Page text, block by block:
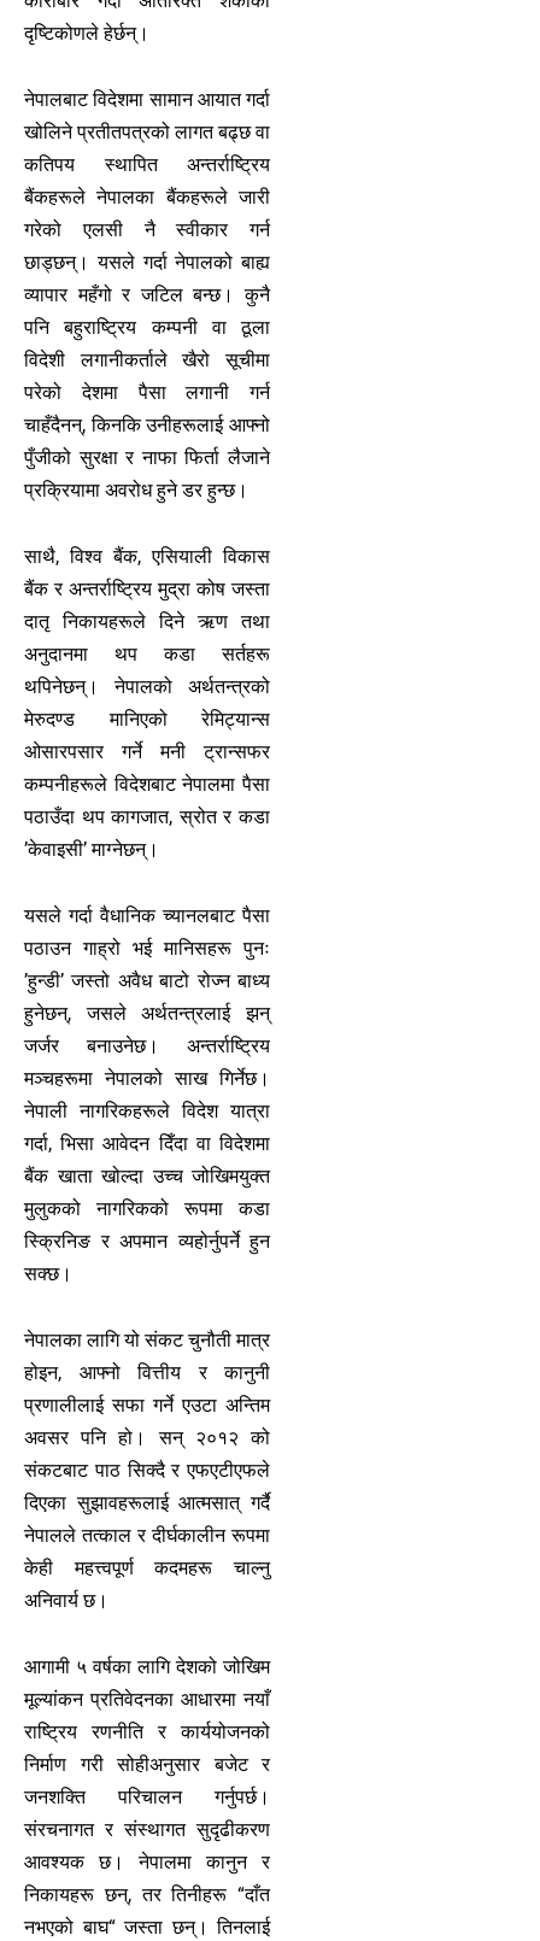
दृष्टिकोणले हेर्छन्।
नेपालबाट विदेशमा सामान आयात गर्दा
खोलिने प्रतीतपत्रको लागत बढ्छ वा
कतिपय स्थापित अन्तर्राष्ट्रिय
बैंकहरूले नेपालका बैंकहरूले जारी
गरेको एलसी नै स्वीकार गर्न
छाड्छन्। यसले गर्दा नेपालको बाह्य
व्यापार महँगो र जटिल बन्छ। कुनै
पनि बहुराष्ट्रिय कम्पनी वा ठूला
विदेशी लगानीकर्ताले खैरो सूचीमा
परेको देशमा पैसा लगानी गर्न
चाहँदैनन्, किनकि उनीहरूलाई आफ्नो
पुँजीको सुरक्षा र नाफा फिर्ता लैजाने
प्रक्रियामा अवरोध हुने डर हुन्छ।
साथै, विश्व बैंक, एसियाली विकास
बैंक र अन्तर्राष्ट्रिय मुद्रा कोष जस्ता
दातृ निकायहरूले दिने ऋण तथा
अनुदानमा थप कडा सर्तहरू
थपिनेछन्। नेपालको अर्थतन्त्रको
मेरुदण्ड मानिएको रेमिट्यान्स
ओसारपसार गर्ने मनी ट्रान्सफर
कम्पनीहरूले विदेशबाट नेपालमा पैसा
पठाउँदा थप कागजात, स्रोत र कडा
’केवाइसी’ माग्नेछन्।
यसले गर्दा वैधानिक च्यानलबाट पैसा
पठाउन गाह्रो भई मानिसहरू पुनः
’हुन्डी’ जस्तो अवैध बाटो रोज्न बाध्य
हुनेछन्, जसले अर्थतन्त्रलाई झन्
जर्जर बनाउनेछ। अन्तर्राष्ट्रिय
मञ्चहरूमा नेपालको साख गिर्नेछ।
नेपाली नागरिकहरूले विदेश यात्रा
गर्दा, भिसा आवेदन दिँदा वा विदेशमा
बैंक खाता खोल्दा उच्च जोखिमयुक्त
मुलुकको नागरिकको रूपमा कडा
स्क्रिनिङ र अपमान व्यहोर्नुपर्ने हुन
सक्छ।
नेपालका लागि यो संकट चुनौती मात्र
होइन, आफ्नो वित्तीय र कानुनी
प्रणालीलाई सफा गर्ने एउटा अन्तिम
अवसर पनि हो। सन् २०१२ को
संकटबाट पाठ सिक्दै र एफएटीएफले
दिएका सुझावहरूलाई आत्मसात् गर्दै
नेपालले तत्काल र दीर्घकालीन रूपमा
केही महत्त्वपूर्ण कदमहरू चाल्नु
अनिवार्य छ।
आगामी ५ वर्षका लागि देशको जोखिम
मूल्यांकन प्रतिवेदनका आधारमा नयाँ
राष्ट्रिय रणनीति र कार्ययोजनको
निर्माण गरी सोहीअनुसार बजेट र
जनशक्ति परिचालन गर्नुपर्छ।
संरचनागत र संस्थागत सुदृढीकरण
आवश्यक छ। नेपालमा कानुन र
निकायहरू छन्, तर तिनीहरू “दाँत
नभएको बाघ“ जस्ता छन्। तिनलाई